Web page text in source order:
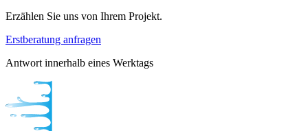
Erzählen Sie uns von Ihrem Projekt.
Erstberatung anfragen
Antwort innerhalb eines Werktags